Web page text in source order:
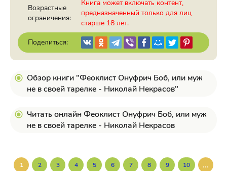
Возрастные
ограничения:
Книга может включать контент,
предназначенный только для лиц
старше 18 лет.
Поделиться:
Обзор книги "Феоклист Онуфрич Боб, или муж
не в своей тарелке - Николай Некрасов"
Читать онлайн Феоклист Онуфрич Боб, или муж
не в своей тарелке - Николай Некрасов
1 2 3 4 5 6 7 8 9 10 ...